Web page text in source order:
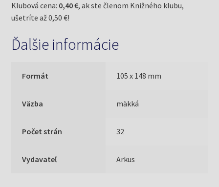
Klubová cena: 0,40 €, ak ste členom Knižného klubu,
ušetríte až 0,50 €!
Ďalšie informácie
Formát 105 x 148 mm
Väzba mäkká
Počet strán 32
Vydavateľ Arkus